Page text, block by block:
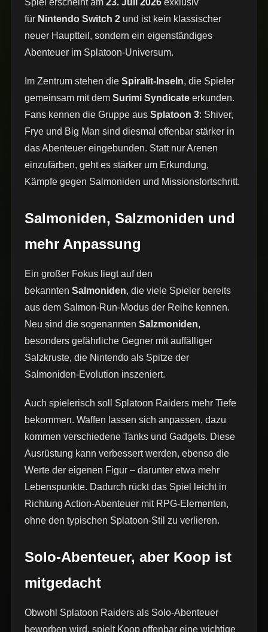
Spiel erscheint am 23. Juli 2026 exklusiv
für Nintendo Switch 2 und ist kein klassischer
neuer Hauptteil, sondern ein eigenständiges
Abenteuer im Splatoon-Universum.
Im Zentrum stehen die Spiralit-Inseln, die Spieler
gemeinsam mit dem Surimi Syndicate erkunden.
Fans kennen die Gruppe aus Splatoon 3: Shiver,
Frye und Big Man sind diesmal offenbar stärker in
das Abenteuer eingebunden. Statt nur Arenen
einzufärben, geht es stärker um Erkundung,
Kämpfe gegen Salmoniden und Missionsfortschritt.
Salmoniden, Salzmoniden und
mehr Anpassung
Ein großer Fokus liegt auf den
bekannten Salmoniden, die viele Spieler bereits
aus dem Salmon-Run-Modus der Reihe kennen.
Neu sind die sogenannten Salzmoniden,
besonders gefährliche Gegner mit auffälliger
Salzkruste, die Nintendo als Spitze der
Salmoniden-Evolution inszeniert.
Auch spielerisch soll Splatoon Raiders mehr Tiefe
bekommen. Waffen lassen sich anpassen, dazu
kommen verschiedene Tanks und Gadgets. Diese
Ausrüstung kann verbessert werden, ebenso die
Werte der eigenen Figur – darunter etwa mehr
Lebenspunkte. Dadurch rückt das Spiel leicht in
Richtung Action-Abenteuer mit RPG-Elementen,
ohne den typischen Splatoon-Stil zu verlieren.
Solo-Abenteuer, aber Koop ist
mitgedacht
Obwohl Splatoon Raiders als Solo-Abenteuer
beworben wird, spielt Koop offenbar eine wichtige